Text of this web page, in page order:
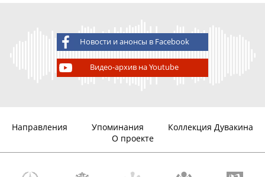
Новости и анонсы в Facebook
Видео-архив на Youtube
Направления Упоминания
Коллекция Дувакина
О проекте